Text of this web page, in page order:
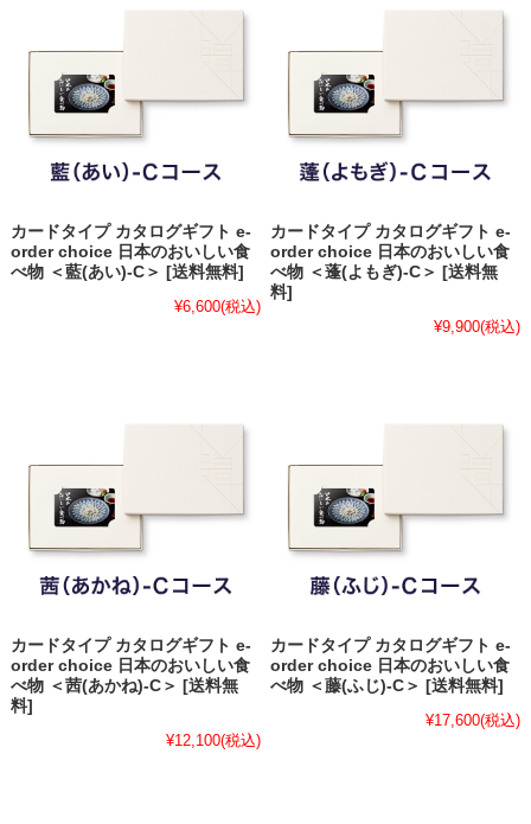
カードタイプ カタログギフト e-
order choice 日本のおいしい食
べ物 ＜藍(あい)-C＞ [送料無料]
¥6,600(税込)
カードタイプ カタログギフト e-
order choice 日本のおいしい食
べ物 ＜蓬(よもぎ)-C＞ [送料無
料]
¥9,900(税込)
カードタイプ カタログギフト e-
order choice 日本のおいしい食
べ物 ＜茜(あかね)-C＞ [送料無
料]
¥12,100(税込)
カードタイプ カタログギフト e-
order choice 日本のおいしい食
べ物 ＜藤(ふじ)-C＞ [送料無料]
¥17,600(税込)